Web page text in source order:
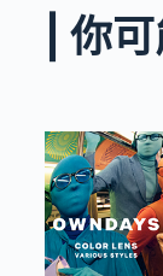
| 你